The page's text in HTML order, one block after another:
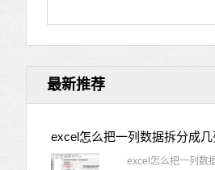
最新推荐
excel怎么把一列数据拆分成
excel怎么把一列数据